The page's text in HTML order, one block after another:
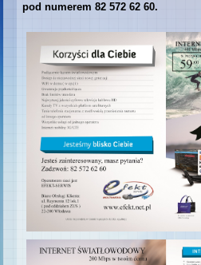
pod numerem 82 572 62 60.